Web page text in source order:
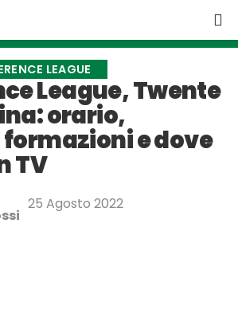
LEAGUE
League, Twente
orario,
e dove
TV
25 Agosto 2022